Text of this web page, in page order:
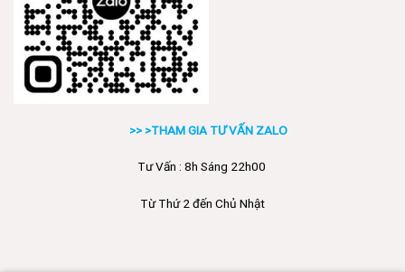
>> >THAM GIA TƯ VẤN ZALO
Tư Vấn : 8h Sáng 22h00
Từ Thứ 2 đến Chủ Nhật